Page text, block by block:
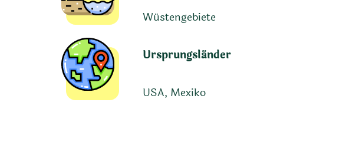
Wüstengebiete
Ursprungsländer
USA, Mexiko